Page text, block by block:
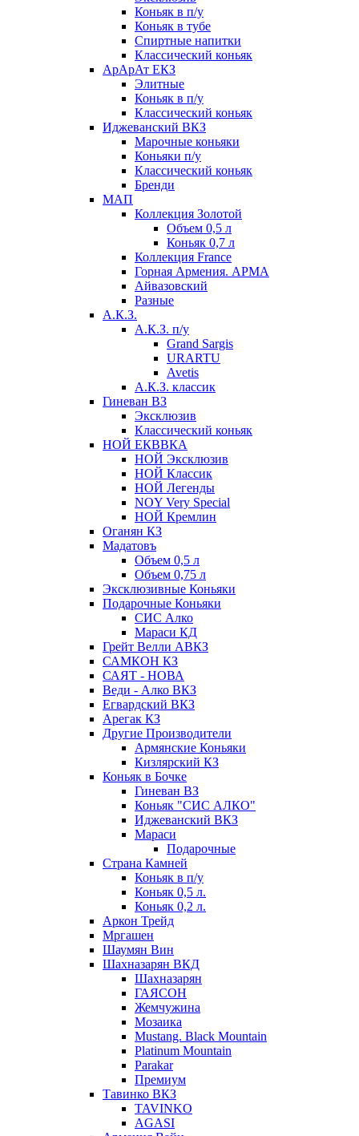
Коньяк в п/у
Коньяк в тубе
Спиртные напитки
Классический коньяк
АрАрАт ЕКЗ
Элитные
Коньяк в п/у
Классический коньяк
Иджеванский ВКЗ
Марочные коньяки
Коньяки п/у
Классический коньяк
Бренди
МАП
Коллекция Золотой
Объем 0,5 л
Коньяк 0,7 л
Коллекция France
Горная Армения. АРМА
Айвазовский
Разные
А.К.З.
А.К.З. п/у
Grand Sargis
URARTU
Avetis
А.К.З. классик
Гиневан ВЗ
Эксклюзив
Классический коньяк
НОЙ ЕКВВКА
НОЙ Эксклюзив
НОЙ Классик
НОЙ Легенды
NOY Very Speсial
НОЙ Кремлин
Оганян КЗ
Мадатовъ
Объем 0,5 л
Объем 0,75 л
Эксклюзивные Коньяки
Подарочные Коньяки
СИС Алко
Мараси КД
Грейт Велли АВКЗ
САМКОН КЗ
САЯТ - НОВА
Веди - Алко ВКЗ
Егвардский ВКЗ
Арегак КЗ
Другие Производители
Армянские Коньяки
Кизлярский КЗ
Коньяк в Бочке
Гиневан ВЗ
Коньяк "СИС АЛКО"
Иджеванский ВКЗ
Мараси
Подарочные
Страна Камней
Коньяк в п/у
Коньяк 0,5 л.
Коньяк 0,2 л.
Аркон Трейд
Мргашен
Шаумян Вин
Шахназарян ВКД
Шахназарян
ГАЯСОН
Жемчужина
Мозаика
Mustang. Black Mountain
Platinum Mountain
Parakar
Премиум
Тавинко ВКЗ
TAVINKO
AGASI